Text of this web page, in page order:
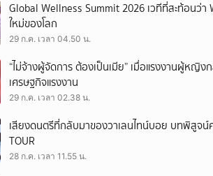
Global Wellness Summit 2026 เวทีที่สะท้อนว่า
ใหม่ของโลก
29 ก.ค. เวลา 04.50 น.
“ไม่จ้างผู้จัดการ ต้องเป็นเมีย” เมื่อแรงงานผู้หญิ
เศรษฐกิจแรงงาน
29 ก.ค. เวลา 02.38 น.
เสียงดนตรีที่กลับมาของวาเลนไทน์บอย บทพิสูจน์ค
TOUR
28 ก.ค. เวลา 11.55 น.